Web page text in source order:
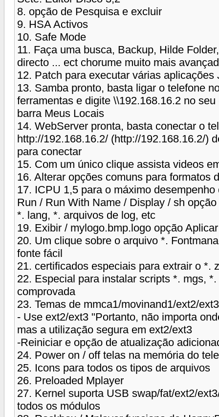
8. opção de Pesquisa e excluir
9. HSA Activos
10. Safe Mode
11. Faça uma busca, Backup, Hilde
directo ... ect chorume muito mais
12. Patch para executar várias aplicações
13. Samba pronto, basta ligar o telefone
ferramentas e digite \\192.168.16.2 no
barra Meus Locais
14. WebServer pronta, basta conectar o
http://192.168.16.2/ (http://192.168.16.2/)
para conectar
15. Com um único clique assista videos
16. Alterar opções comuns para formatos
17. ICPU 1,5 para o máximo desempenho
Run / Run With Name / Display / sh
*. lang, *. arquivos de log, etc
19. Exibir / mylogo.bmp.logo opção
20. Um clique sobre o arquivo *.
fonte fácil
21. certificados especiais para extrair o *.
22. Especial para instalar scripts *. mgs,
comprovada
23. Temas de mmca1/movinand1/ext2/
- Use ext2/ext3 "Portanto, não importa
mas a utilização segura em ext2/ext3
-Reiniciar e opção de atualização
24. Power on / off telas na memória do
25. Icons para todos os tipos de arquivos
26. Preloaded Mplayer
27. Kernel suporta USB swap/fat/ext2/
todos os módulos